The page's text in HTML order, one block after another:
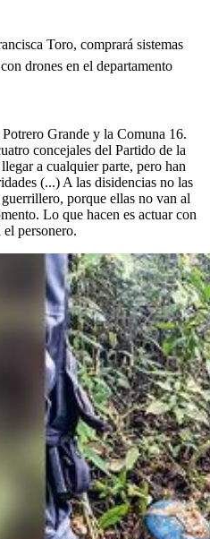
Toro, comprará sistemas
drones en el departamento
Potrero Grande y la Comuna 16.
concejales del Partido de la
a cualquier parte, pero han
(...) A las disidencias no las
porque ellas no van al
Lo que hacen es actuar con
personero.